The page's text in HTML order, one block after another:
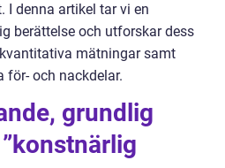
I denna artikel tar vi en
berättelse och utforskar dess
mätningar samt
för- och nackdelar.
grundlig